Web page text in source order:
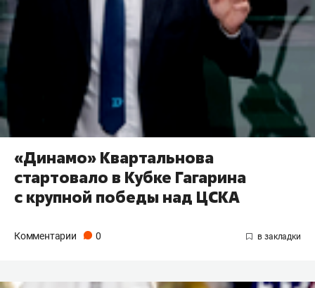
«Динамо» Квартальнова
стартовало в Кубке Гагарина
с крупной победы над ЦСКА
Комментарии 0